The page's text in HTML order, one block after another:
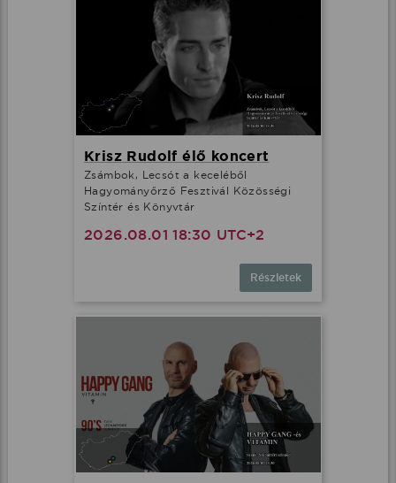
Krisz Rudolf élő koncert
Zsámbok, Lecsót a keceléből
Hagyományőrző Fesztivál Közösségi
Színtér és Könyvtár
2026.08.01 18:30 UTC+2
Részletek